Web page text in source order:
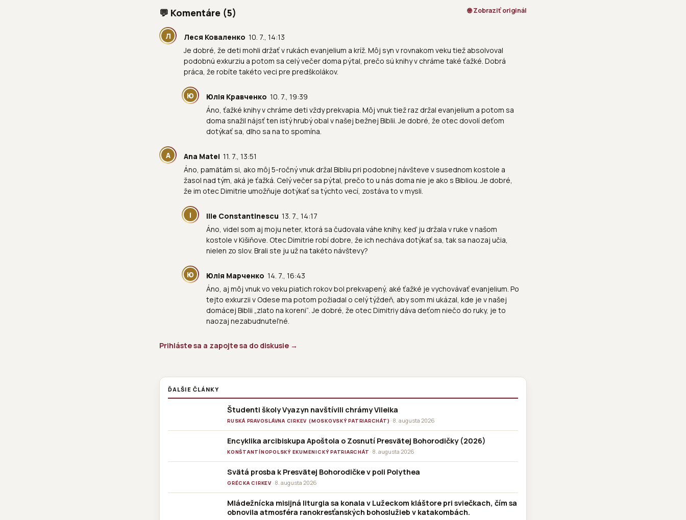
💬 Komentáre (5) 🌐 Zobraziť originál
Л Леся Коваленко 10. 7., 14:13
Je dobré, že deti mohli držať v rukách evanjelium a kríž. Môj syn v rovnakom veku tiež absolvoval
podobnú exkurziu a potom sa celý večer doma pýtal, prečo sú knihy v chráme také ťažké. Dobrá
práca, že robíte takéto veci pre predškolákov.
Ю Юлія Кравченко 10. 7., 19:39
Áno, ťažké knihy v chráme deti vždy prekvapia. Môj vnuk tiež raz držal evanjelium a potom sa
doma snažil nájsť ten istý hrubý obal v našej bežnej Biblii. Je dobré, že otec dovolí deťom
dotýkať sa, dlho sa na to spomína.
A Ana Matei 11. 7., 13:51
Áno, pamätám si, ako môj 5-ročný vnuk držal Bibliu pri podobnej návšteve v susednom kostole a
žasol nad tým, aká je ťažká. Celý večer sa pýtal, prečo to u nás doma nie je ako s Bibliou. Je dobré,
že im otec Dimitrie umožňuje dotýkať sa týchto vecí, zostáva to v mysli.
I Ilie Constantinescu 13. 7., 14:17
Áno, videl som aj moju neter, ktorá sa čudovala váhe knihy, keď ju držala v ruke v našom
kostole v Kišiňove. Otec Dimitrie robí dobre, že ich necháva dotýkať sa, tak sa naozaj učia,
nielen zo slov. Brali ste ju už na takéto návštevy?
Ю Юлія Марченко 14. 7., 16:43
Áno, aj môj vnuk vo veku piatich rokov bol prekvapený, aké ťažké je vychovávať evanjelium. Po
tejto exkurzii v Odese ma potom požiadal o celý týždeň, aby som mi ukázal, kde je v našej
domácej Biblii „zlato na koreni“. Je dobré, že otec Dimitriy dáva deťom niečo do ruky, je to
naozaj nezabudnuteľné.
Prihláste sa a zapojte sa do diskusie →
ĎALŠIE ČLÁNKY
Študenti školy Vyazyn navštívili chrámy Vileika
RUSKÁ PRAVOSLÁVNA CIRKEV (MOSKOVSKÝ PATRIARCHÁT) · 8. augusta 2026
Encyklika arcibiskupa Apoštola o Zosnutí Presvätej Bohorodičky (2026)
KONŠTANTÍNOPOLSKÝ EKUMENICKÝ PATRIARCHÁT · 8. augusta 2026
Svätá prosba k Presvätej Bohorodičke v poli Polythea
GRÉCKA CIRKEV · 8. augusta 2026
Mládežnícka misijná liturgia sa konala v Lužeckom kláštore pri sviečkach, čím sa
obnovila atmosféra ranokresťanských bohoslužieb v katakombách.